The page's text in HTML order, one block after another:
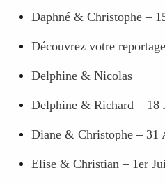
Daphné & Christophe –
Découvrez votre
Delphine & Nicolas
Delphine & Richard – 18
Diane & Christophe – 31
Elise & Christian – 1er